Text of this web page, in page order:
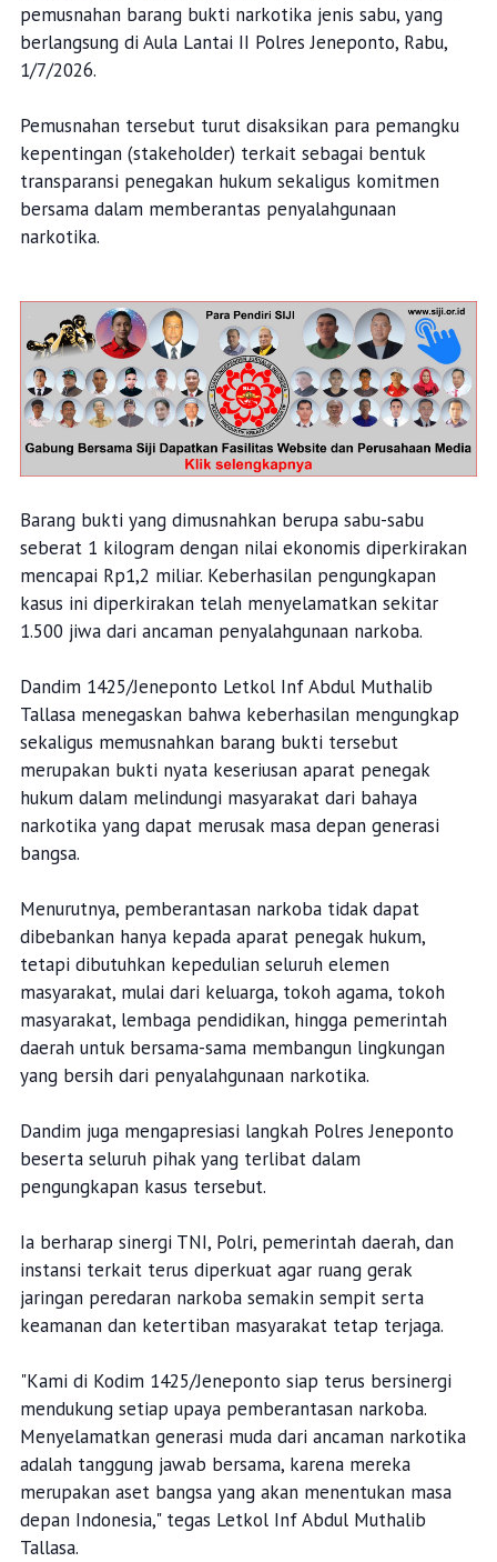
pemusnahan barang bukti narkotika jenis sabu, yang
berlangsung di Aula Lantai II Polres Jeneponto, Rabu,
1/7/2026.
Pemusnahan tersebut turut disaksikan para pemangku
kepentingan (stakeholder) terkait sebagai bentuk
transparansi penegakan hukum sekaligus komitmen
bersama dalam memberantas penyalahgunaan
narkotika.
Barang bukti yang dimusnahkan berupa sabu-sabu
seberat 1 kilogram dengan nilai ekonomis diperkirakan
mencapai Rp1,2 miliar. Keberhasilan pengungkapan
kasus ini diperkirakan telah menyelamatkan sekitar
1.500 jiwa dari ancaman penyalahgunaan narkoba.
Dandim 1425/Jeneponto Letkol Inf Abdul Muthalib
Tallasa menegaskan bahwa keberhasilan mengungkap
sekaligus memusnahkan barang bukti tersebut
merupakan bukti nyata keseriusan aparat penegak
hukum dalam melindungi masyarakat dari bahaya
narkotika yang dapat merusak masa depan generasi
bangsa.
Menurutnya, pemberantasan narkoba tidak dapat
dibebankan hanya kepada aparat penegak hukum,
tetapi dibutuhkan kepedulian seluruh elemen
masyarakat, mulai dari keluarga, tokoh agama, tokoh
masyarakat, lembaga pendidikan, hingga pemerintah
daerah untuk bersama-sama membangun lingkungan
yang bersih dari penyalahgunaan narkotika.
Dandim juga mengapresiasi langkah Polres Jeneponto
beserta seluruh pihak yang terlibat dalam
pengungkapan kasus tersebut.
Ia berharap sinergi TNI, Polri, pemerintah daerah, dan
instansi terkait terus diperkuat agar ruang gerak
jaringan peredaran narkoba semakin sempit serta
keamanan dan ketertiban masyarakat tetap terjaga.
"Kami di Kodim 1425/Jeneponto siap terus bersinergi
mendukung setiap upaya pemberantasan narkoba.
Menyelamatkan generasi muda dari ancaman narkotika
adalah tanggung jawab bersama, karena mereka
merupakan aset bangsa yang akan menentukan masa
depan Indonesia," tegas Letkol Inf Abdul Muthalib
Tallasa.